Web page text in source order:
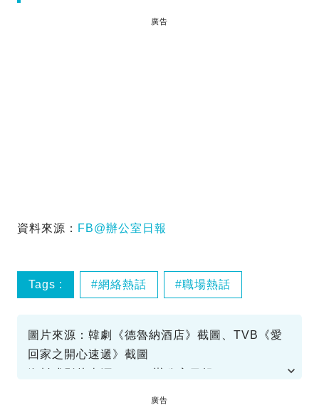
廣告
資料來源： FB@辦公室日報
Tags : 網絡熱話 職場熱話
圖片來源：韓劇《德魯納酒店》截圖、TVB《愛
回家之開心速遞》截圖
廣告